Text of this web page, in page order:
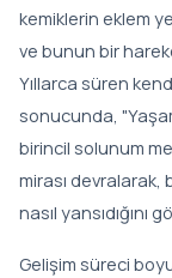
kemiklerin eklem
ve bunun bir
Yıllarca süren
sonucunda,
birincil solunum
mirası
nasıl yansıdığını
Gelişim süreci